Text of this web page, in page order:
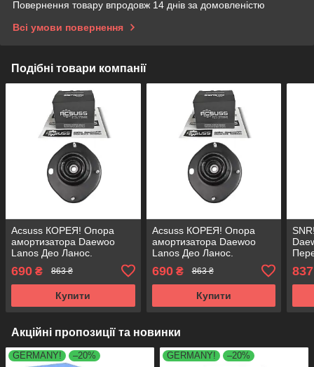
Повернення товару впродовж 14 днів за домовленістю
Всі умови повернення
Подібні товари компанії
Acsuss КОРЕЯ! Опора
амортизатора Daewoo
Lanos Део Ланос.
Передня. Ліва. SM1020 ,
KB690.07
690 ₴ 863 ₴
Купити
Acsuss КОРЕЯ! Опора
амортизатора Daewoo
Lanos Део Ланос.
Передня. Права. SM1021 ,
KB690.08
690₴ 863 ₴
Купити
837
Акційні пропозиції та новинки
GERMANY! –20% GERMANY! –20%